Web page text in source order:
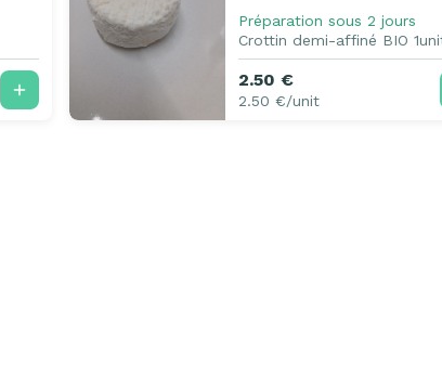
Préparation sous 2 jours
Crottin demi-affiné BIO
2.50 €
2.50 €/unit